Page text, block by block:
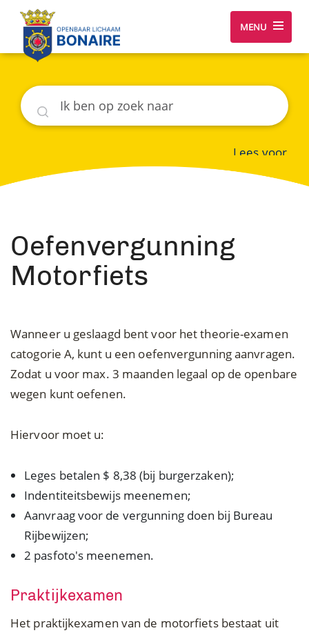
MENU
Zoeken
Lees voor
Oefenvergunning
Motorfiets
Wanneer u geslaagd bent voor het theorie-examen
catogorie A, kunt u een oefenvergunning aanvragen.
Zodat u voor max. 3 maanden legaal op de openbare
wegen kunt oefenen.
Hiervoor moet u:
Leges betalen $ 8,38 (bij burgerzaken);
Indentiteitsbewijs meenemen;
Aanvraag voor de vergunning doen bij Bureau
Rijbewijzen;
2 pasfoto's meenemen.
Praktijkexamen
Het praktijkexamen van de motorfiets bestaat uit